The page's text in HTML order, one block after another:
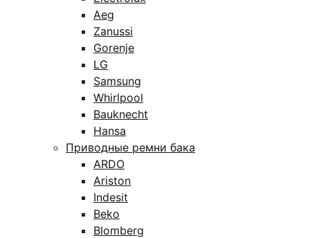
Aeg
Zanussi
Gorenje
LG
Samsung
Whirlpool
Bauknecht
Hansa
Приводные ремни бака
ARDO
Ariston
Indesit
Beko
Blomberg